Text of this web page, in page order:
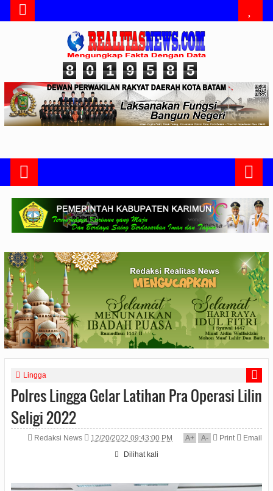
8 0 1 9 5 8 5
Lingga
Polres Lingga Gelar Latihan Pra Operasi Lilin
Seligi 2022
Redaksi News 12/20/2022 09:43:00 PM A+ A- Print
Email
Dilihat kali